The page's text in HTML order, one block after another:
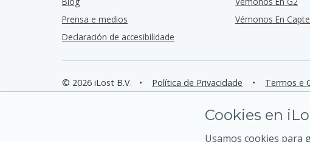
Prensa e medios
Declaración de accesibilidade
Vémonos En
© 2026 iLost B.V. • Política de Privacidade • Termos e
Cookies en
Usamos cookies para